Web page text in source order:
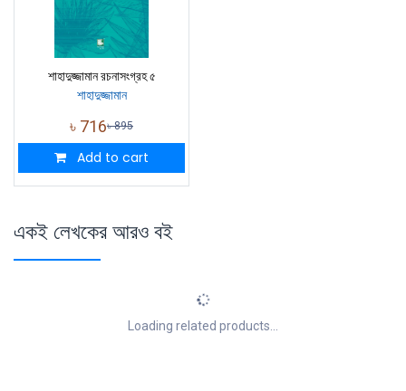
শাহাদুজ্জামান রচনাসংগ্রহ ৫
শাহাদুজ্জামান
৳ 716৳895
Add to cart
একই লেখকের আরও বই
Loading related products...